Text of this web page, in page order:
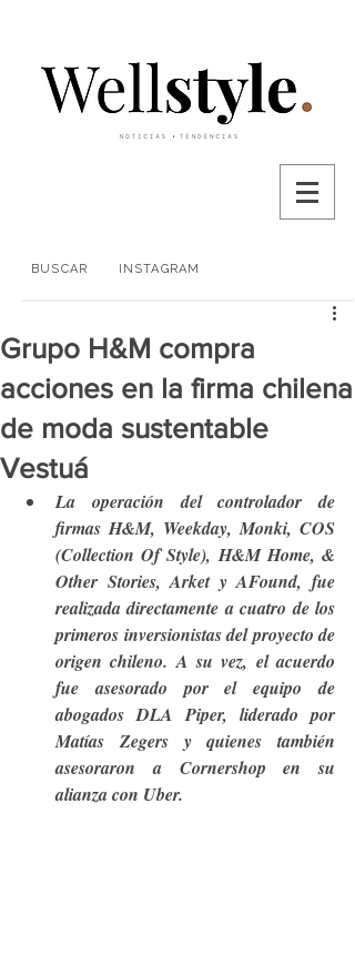
BUSCAR INSTAGRAM
Grupo H&M compra
acciones en la firma chilena
de moda sustentable
Vestuá
La operación del controlador de
firmas H&M, Weekday, Monki, COS
(Collection Of Style), H&M Home, &
Other Stories, Arket y AFound, fue
realizada directamente a cuatro de los
primeros inversionistas del proyecto de
origen chileno. A su vez, el acuerdo
fue asesorado por el equipo de
abogados DLA Piper, liderado por
Matías Zegers y quienes también
asesoraron a Cornershop en su
alianza con Uber.